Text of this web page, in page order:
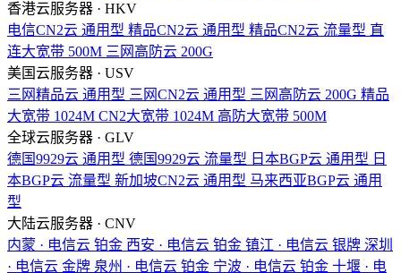
香港云服务器 · HKV
电信CN2云 通用型 精品CN2云 通用型 精品CN2云 流量型 直
连大宽带 500M 三网高防云 200G
美国云服务器 · USV
三网精品云 通用型 三网CN2云 通用型 三网高防云 200G 精品
大宽带 1024M CN2大宽带 1024M 高防大宽带 500M
全球云服务器 · GLV
德国9929云 通用型 德国9929云 流量型 日本BGP云 通用型 日
本BGP云 流量型 新加坡CN2云 通用型 马来西亚BGP云 通用
型
大陆云服务器 · CNV
内蒙 · 电信云 铂金 西安 · 电信云 铂金 镇江 · 电信云 银牌 深圳
· 电信云 金牌 泉州 · 电信云 铂金 宁波 · 电信云 铂金 十堰 · 电